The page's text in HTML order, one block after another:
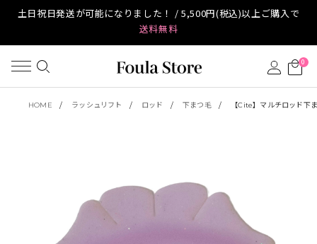
土日祝日発送が可能になりました！ / 5,500円(税込)以上ご購入で
送料無料
0
HOME ラッシュリフト ロッド 下まつ毛 【Cite】マルチロッド下